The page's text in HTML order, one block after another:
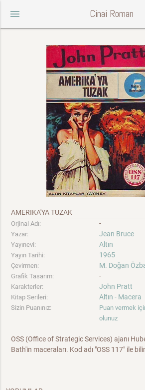
menu Cinai Roman
AMERIKA'YA TUZAK
Orjinal Adı: -
Yazar: Jean Bruce
Yayınevi: Altın
Yayın Tarihi: 1965
Çevirmen: M. Doğan
Grafik Tasarım: -
Karakterler: John Pratt
Kitap Serileri: Altın - Macera
Sizin Puanınız:
Puan vermek
olunuz
OSS (Office of Strategic Services) ajanı
Bath'in maceraları. Kod adı "OSS 117" ile